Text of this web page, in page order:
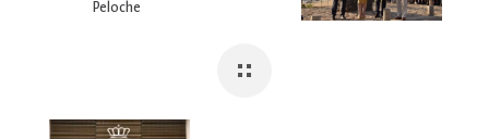
Peloche